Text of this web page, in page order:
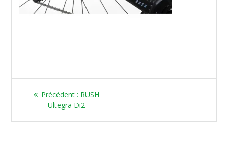
Précédent : Article
précédent
RUSH
Ultegra Di2